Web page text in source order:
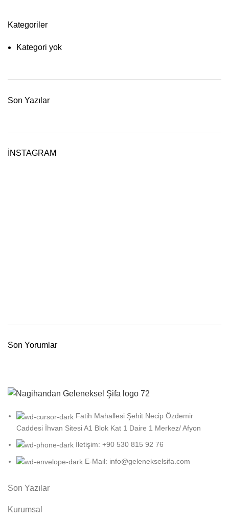
Kategoriler
Kategori yok
Son Yazılar
İNSTAGRAM
Son Yorumlar
Fatih Mahallesi Şehit Necip Özdemir
Caddesi İhvan Sitesi A1 Blok Kat 1 Daire 1 Merkez/ Afyon
İletişim: +90 530 815 92 76
E-Mail: info@gelenekselsifa.com
Son Yazılar
Kurumsal